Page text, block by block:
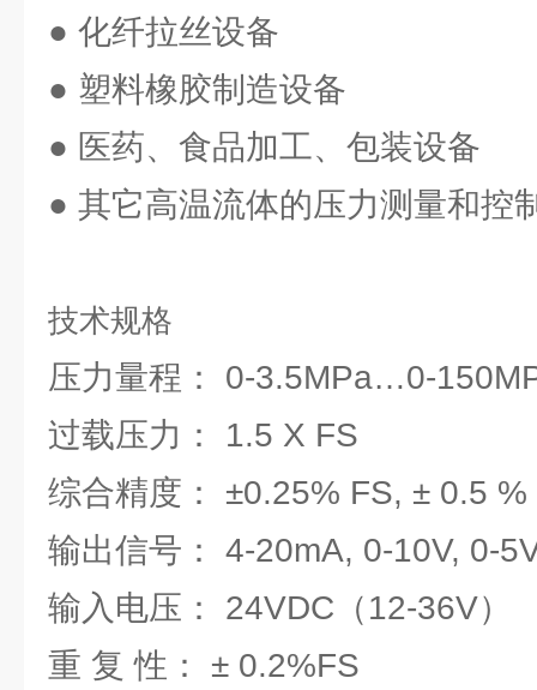
● 化纤拉丝设备
● 塑料橡胶制造设备
● 医药、食品加工、包装设备
● 其它高温流体的压力测量和控
技术规格
压力量程： 0-3.5MPa…0-
过载压力：
综合精度： ±0.25% FS, ± 0.5 %
输出信号： 4-20mA, 0-10V, 0-
输入电压： 24VDC（12-36V）
重 复 性： ± 0.2%FS